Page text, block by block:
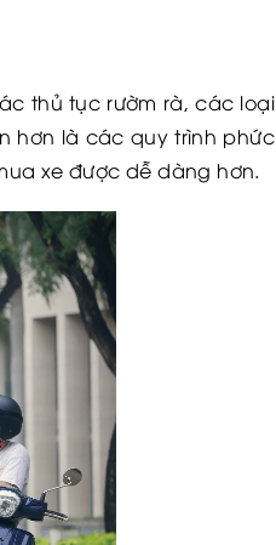
thủ tục rườm rà, các loại
hơn là các quy trình phức
xe được dễ dàng hơn.